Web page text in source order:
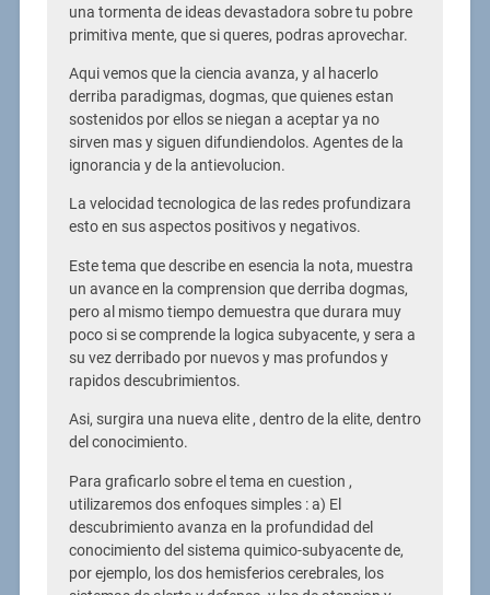
una tormenta de ideas devastadora sobre tu pobre
primitiva mente, que si queres, podras aprovechar.
Aqui vemos que la ciencia avanza, y al hacerlo
derriba paradigmas, dogmas, que quienes estan
sostenidos por ellos se niegan a aceptar ya no
sirven mas y siguen difundiendolos. Agentes de la
ignorancia y de la antievolucion.
La velocidad tecnologica de las redes profundizara
esto en sus aspectos positivos y negativos.
Este tema que describe en esencia la nota, muestra
un avance en la comprension que derriba dogmas,
pero al mismo tiempo demuestra que durara muy
poco si se comprende la logica subyacente, y sera a
su vez derribado por nuevos y mas profundos y
rapidos descubrimientos.
Asi, surgira una nueva elite , dentro de la elite, dentro
del conocimiento.
Para graficarlo sobre el tema en cuestion ,
utilizaremos dos enfoques simples : a) El
descubrimiento avanza en la profundidad del
conocimiento del sistema quimico-subyacente de,
por ejemplo, los dos hemisferios cerebrales, los